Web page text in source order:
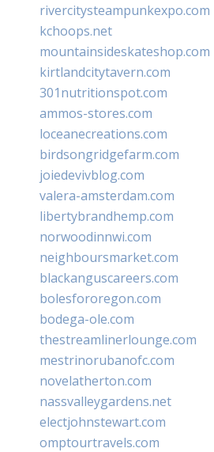
rivercitysteampunkexpo.com
kchoops.net
mountainsideskateshop.com
kirtlandcitytavern.com
301nutritionspot.com
ammos-stores.com
loceanecreations.com
birdsongridgefarm.com
joiedevivblog.com
valera-amsterdam.com
libertybrandhemp.com
norwoodinnwi.com
neighboursmarket.com
blackanguscareers.com
bolesfororegon.com
bodega-ole.com
thestreamlinerlounge.com
mestrinorubanofc.com
novelatherton.com
nassvalleygardens.net
electjohnstewart.com
omptourtravels.com